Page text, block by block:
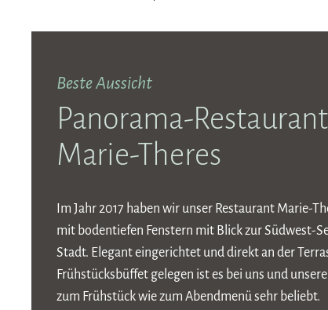
Beste Aussicht
Panorama-Restaurant
Marie-Theres
Im Jahr 2017 haben wir unser Restaurant Marie-
mit bodentiefen Fenstern mit Blick zur Südwest-
Stadt. Elegant eingerichtet und direkt an der
Frühstücksbüffet gelegen ist es bei uns und
zum Frühstück wie zum Abendmenü sehr beliebt.